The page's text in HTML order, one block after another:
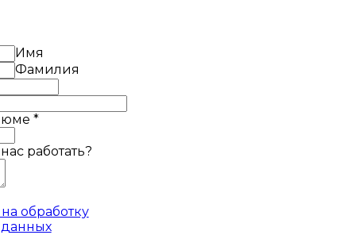
Имя
Фамилия
*
работать?
обработку